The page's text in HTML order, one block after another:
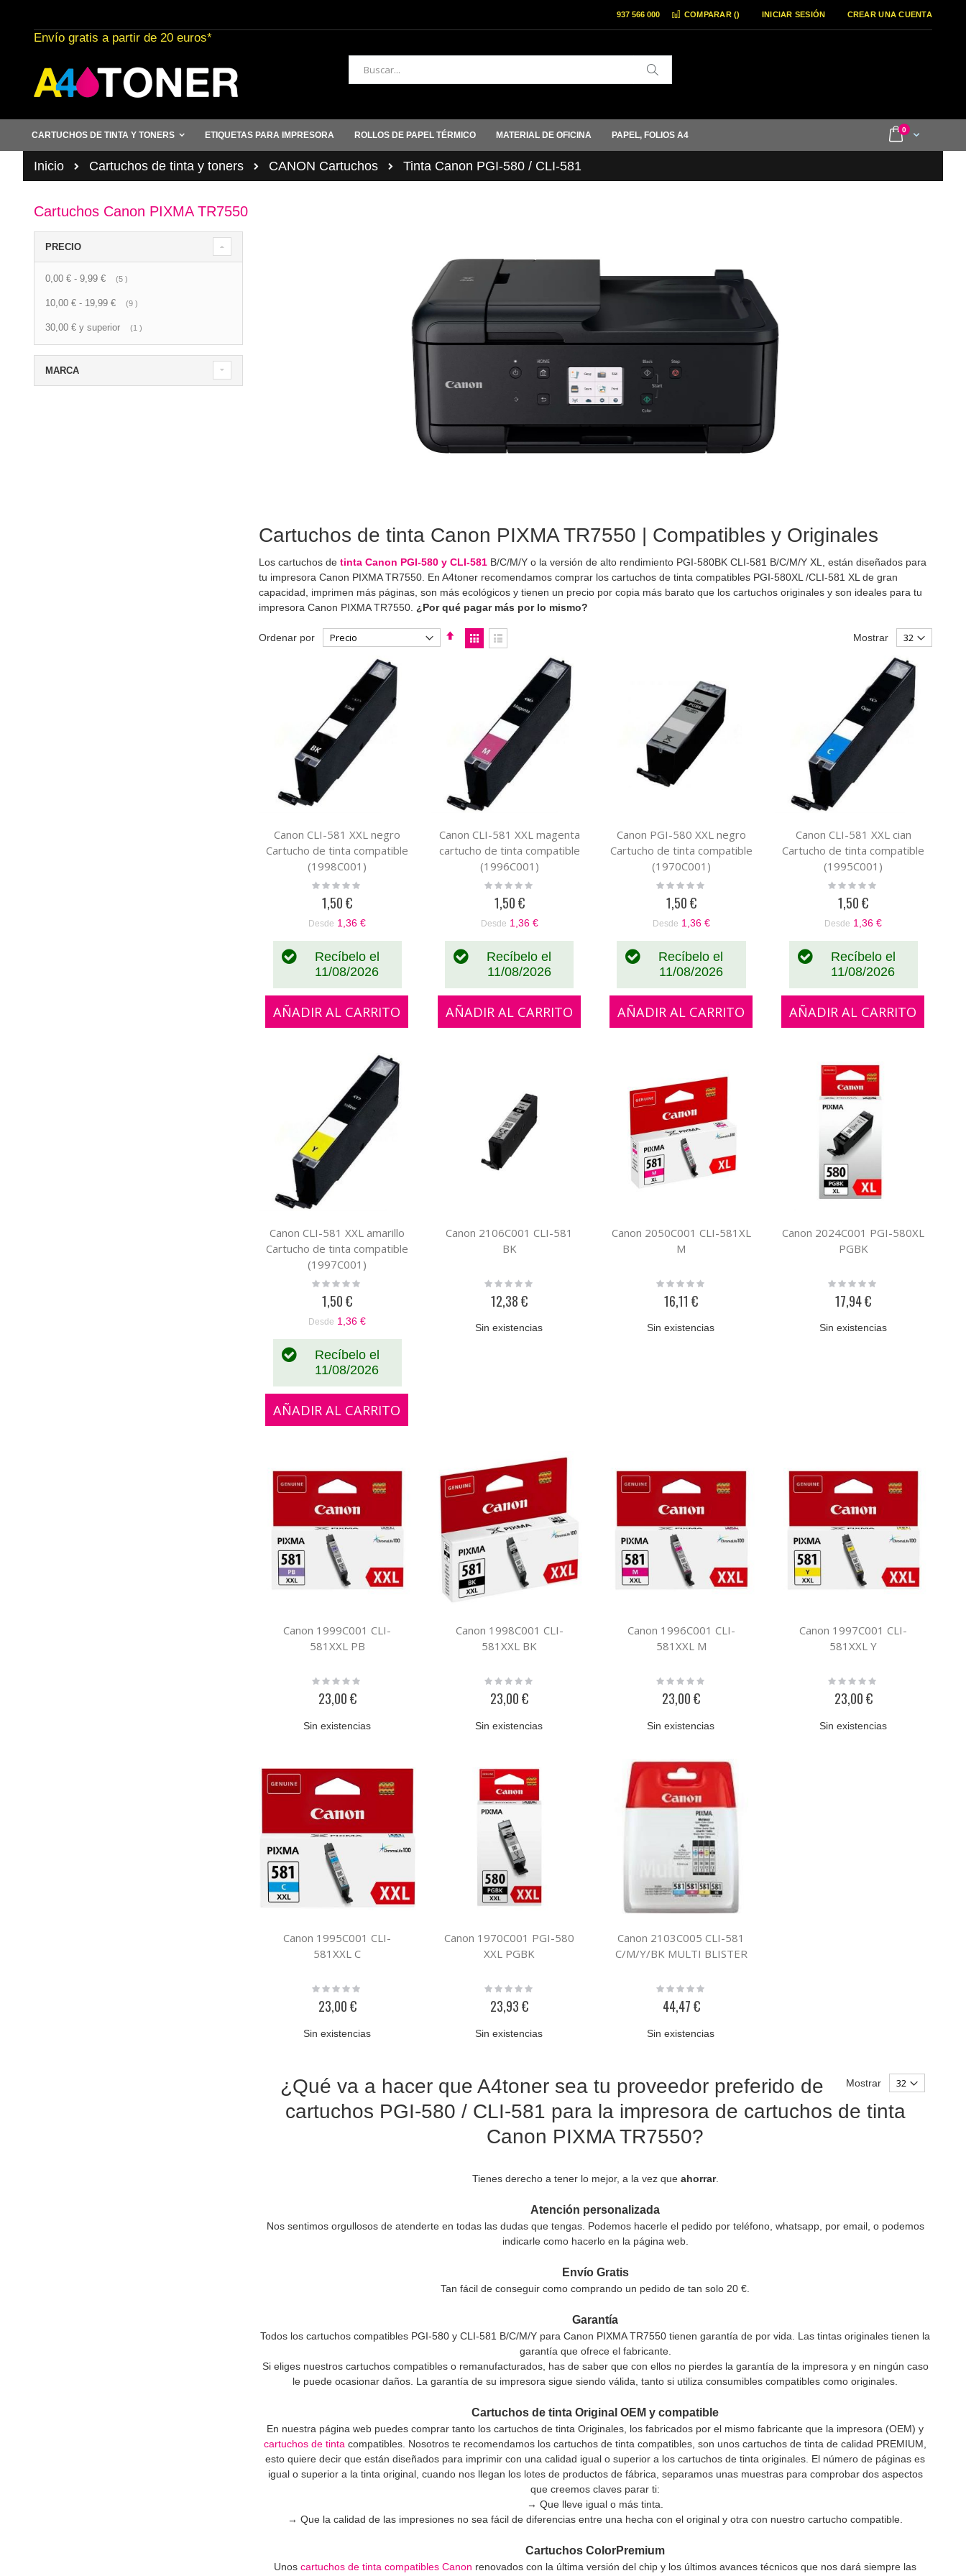
al
contenido
COMPARAR () INICIAR SESIÓN CREAR UNA CUENTA
937 566 000
Envío gratis a partir de 20 euros*
Buscar
Cart
0items
CARTUCHOS DE TINTA Y TONERS ETIQUETAS PARA IMPRESORA ROLLOS DE PAPEL TÉRMICO MATERIAL DE OFICINA PAPEL, FOLIOS A4
Inicio Cartuchos de tinta y toners CANON Cartuchos Tinta Canon PGI-580 / CLI-581
Cartuchos Canon PIXMA TR7550
Cartuchos de tinta Canon PIXMA TR7550 | Compatibles y Originales
Los cartuchos de tinta Canon PGI-580 y CLI-581B/C/M/Y o la versión de alto rendimiento PGI-580BK CLI-581 B/C/M/Y XL, están diseñados para
tu impresora Canon PIXMA TR7550. En A4toner recomendamos comprar los cartuchos de tinta compatibles PGI-580XL /CLI-581 XL de gran
capacidad, imprimen más páginas, son más ecológicos y tienen un precio por copia más barato que los cartuchos originales y son ideales para tu
impresora Canon PIXMA TR7550. ¿Por qué pagar más por lo mismo?
Ordenar por
Fijar
Dirección
Ver
como
Mostrar
Canon CLI-581 XXL negro
Cartucho de tinta compatible
(1998C001)
Rating:
1,50 €
Desde 1,36 €
Recíbelo el
11/08/2026
AÑADIR AL CARRITO
Canon CLI-581 XXL magenta
cartucho de tinta compatible
(1996C001)
Rating:
1,50 €
Desde 1,36 €
Recíbelo el
11/08/2026
AÑADIR AL CARRITO
Canon PGI-580 XXL negro
Cartucho de tinta compatible
(1970C001)
Rating:
1,50 €
Desde 1,36 €
Recíbelo el
11/08/2026
AÑADIR AL CARRITO
Canon CLI-581 XXL cian
Cartucho de tinta compatible
(1995C001)
Rating:
1,50 €
Desde 1,36 €
Recíbelo el
11/08/2026
AÑADIR AL CARRITO
Canon CLI-581 XXL amarillo
Cartucho de tinta compatible
(1997C001)
Rating:
1,50 €
Desde 1,36 €
Recíbelo el
11/08/2026
AÑADIR AL CARRITO
Canon 2106C001 CLI-581
BK
Rating:
12,38 €
Sin existencias
Canon 2050C001 CLI-581XL
M
Rating:
16,11 €
Sin existencias
Canon 2024C001 PGI-580XL
PGBK
Rating:
17,94 €
Sin existencias
Canon 1999C001 CLI-
581XXL PB
Rating:
23,00 €
Sin existencias
Canon 1998C001 CLI-
581XXL BK
Rating:
23,00 €
Sin existencias
Canon 1996C001 CLI-
581XXL M
Rating:
23,00 €
Sin existencias
Canon 1997C001 CLI-
581XXL Y
Rating:
23,00 €
Sin existencias
Canon 1995C001 CLI-
581XXL C
Rating:
23,00 €
Sin existencias
Canon 1970C001 PGI-580
XXL PGBK
Rating:
23,93 €
Sin existencias
Canon 2103C005 CLI-581
C/M/Y/BK MULTI BLISTER
Rating:
44,47 €
Sin existencias
Mostrar
¿Qué va a hacer que A4toner sea tu proveedor preferido de
cartuchos PGI-580 / CLI-581 para la impresora de cartuchos de tinta
Canon PIXMA TR7550?
Tienes derecho a tener lo mejor, a la vez que ahorrar.
Atención personalizada
Nos sentimos orgullosos de atenderte en todas las dudas que tengas. Podemos hacerle el pedido por teléfono, whatsapp, por email, o podemos
indicarle como hacerlo en la página web.
Envío Gratis
Tan fácil de conseguir como comprando un pedido de tan solo 20 €.
Garantía
Todos los cartuchos compatibles PGI-580 y CLI-581 B/C/M/Y para Canon PIXMA TR7550 tienen garantía de por vida. Las tintas originales tienen la
garantía que ofrece el fabricante.
Si eliges nuestros cartuchos compatibles o remanufacturados, has de saber que con ellos no pierdes la garantía de la impresora y en ningún caso
le puede ocasionar daños. La garantía de su impresora sigue siendo válida, tanto si utiliza consumibles compatibles como originales.
Cartuchos de tinta Original OEM y compatible
En nuestra página web puedes comprar tanto los cartuchos de tinta Originales, los fabricados por el mismo fabricante que la impresora (OEM) y
cartuchos de tinta compatibles. Nosotros te recomendamos los cartuchos de tinta compatibles, son unos cartuchos de tinta de calidad PREMIUM,
esto quiere decir que están diseñados para imprimir con una calidad igual o superior a los cartuchos de tinta originales. El número de páginas es
igual o superior a la tinta original, cuando nos llegan los lotes de productos de fábrica, separamos unas muestras para comprobar dos aspectos
que creemos claves parar ti:
→ Que lleve igual o más tinta.
→ Que la calidad de las impresiones no sea fácil de diferencias entre una hecha con el original y otra con nuestro cartucho compatible.
Cartuchos ColorPremium
Unoscartuchos de tinta compatibles Canon renovados con la última versión del chip y los últimos avances técnicos que nos dará siempre las
PRECIO
0,00 € - 9,99 € 5 artículo
10,00 € - 19,99 € 9 artículo
30,00 € y superior 1 artículo
MARCA